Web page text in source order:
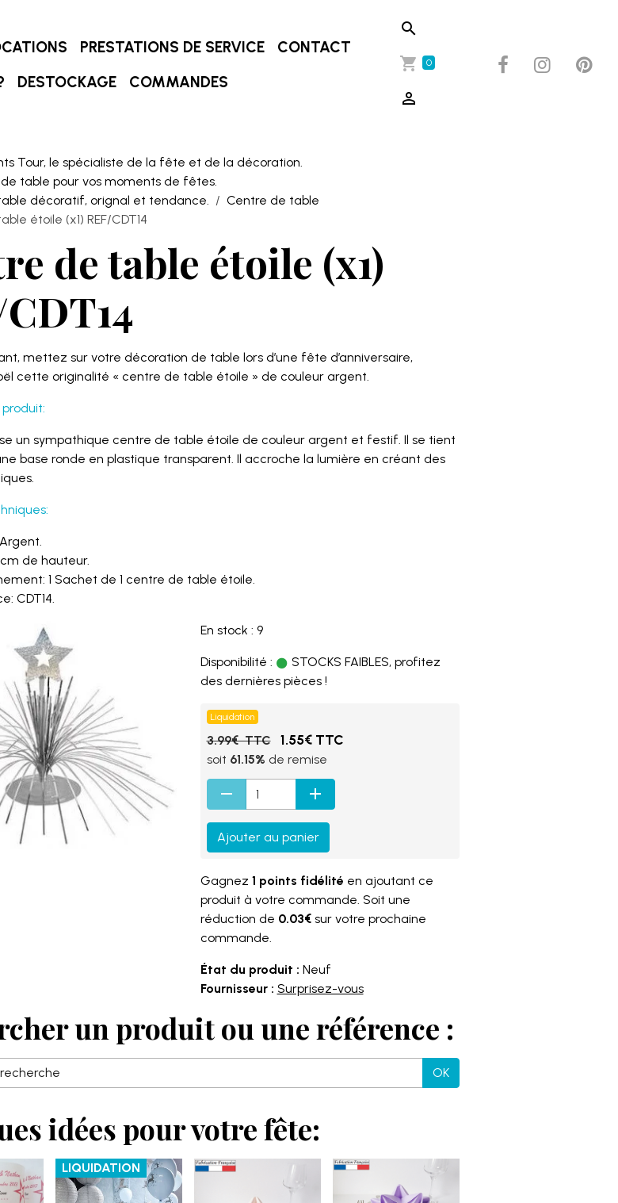
PRESTATIONS DE SERVICE
CONTACT
DESTOCKAGE COMMANDES
0
Tour, le spécialiste de la fête et de la décoration.
table pour vos moments de fêtes.
décoratif, orignal et tendance.
Centre de table
étoile (x1) REF/CDT14
de table étoile (x1)
mettez sur votre décoration de table lors d’une fête d’anniversaire,
cette originalité « centre de table étoile » de couleur argent.
un sympathique centre de table étoile​ de couleur argent et festif. Il se tient
base ronde en plastique transparent. Il accroche la lumière en créant des
de hauteur.
1 Sachet de 1 centre de table étoile.
CDT14.
En stock : 9
Disponibilité :
STOCKS FAIBLES, profitez
des dernières pièces !
Liquidation
3.99€ TTC 1.55€ TTC
soit 61.15% de remise
Ajouter au panier
Gagnez 1 points fidélité en ajoutant ce
produit à votre commande. Soit une
réduction de 0.03€sur votre prochaine
commande.
État du produit : Neuf
Fournisseur : Surprisez-vous
un produit ou une référence :
OK
idées pour votre fête:
LIQUIDATION